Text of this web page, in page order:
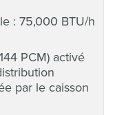
: 75,000 BTU/h
PCM) activé
par le caisson